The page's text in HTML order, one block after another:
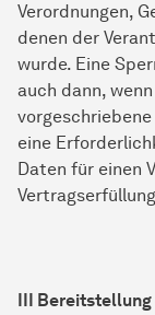
Verordnungen,
denen der
wurde. Eine
auch dann,
eine
Daten für einen
III Bereitstellung